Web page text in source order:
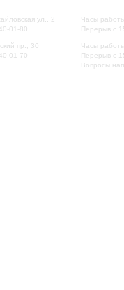
ул., 2
01-80
пр., 30
01-70
Часы
Перерыв с
Часы
Перерыв с
Вопросы